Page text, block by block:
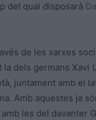
del qual disposarà
de les xarxes
dels germans Xavi
juntament amb el
Amb aquestes ja
les del davanter